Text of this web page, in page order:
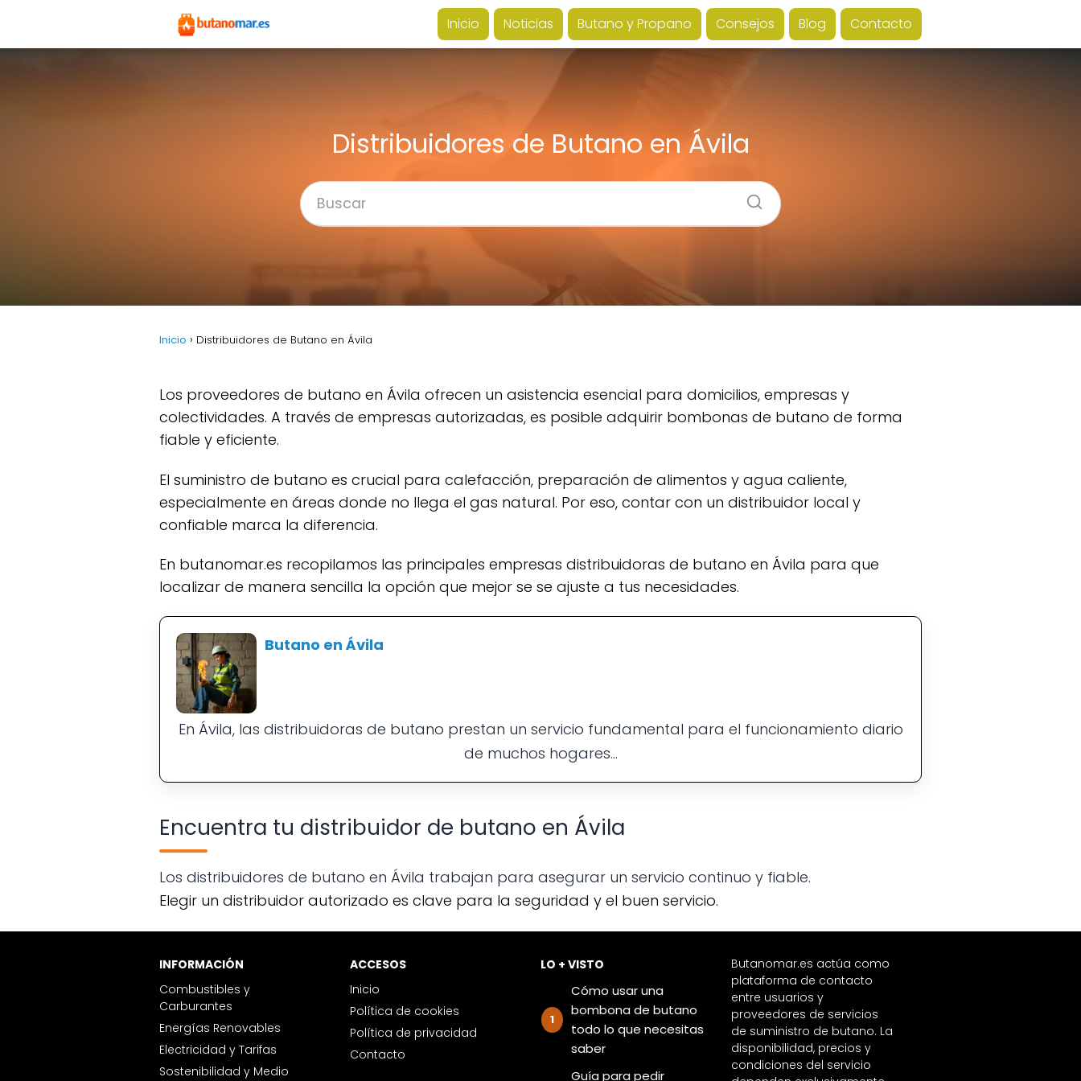
Inicio Noticias Butano y Propano Consejos Blog Contacto
Distribuidores de Butano en Ávila
Inicio Distribuidores de Butano en Ávila
Los proveedores de butano en Ávila ofrecen un asistencia esencial para domicilios, empresas y
colectividades. A través de empresas autorizadas, es posible adquirir bombonas de butano de forma
fiable y eficiente.
El suministro de butano es crucial para calefacción, preparación de alimentos y agua caliente,
especialmente en áreas donde no llega el gas natural. Por eso, contar con un distribuidor local y
confiable marca la diferencia.
En butanomar.es recopilamos las principales empresas distribuidoras de butano en Ávila para que
localizar de manera sencilla la opción que mejor se se ajuste a tus necesidades.
Butano en Ávila
En Ávila, las distribuidoras de butano prestan un servicio fundamental para el funcionamiento diario
de muchos hogares...
Encuentra tu distribuidor de butano en Ávila
Los distribuidores de butano en Ávila trabajan para asegurar un servicio continuo y fiable.
Elegir un distribuidor autorizado es clave para la seguridad y el buen servicio.
INFORMACIÓN
Combustibles y
Carburantes
Energías Renovables
Electricidad y Tarifas
Sostenibilidad y Medio
ACCESOS
Inicio
Política de cookies
Política de privacidad
Contacto
LO + VISTO
Cómo usar una
bombona de butano
todo lo que necesitas
saber
Guía para pedir
Butanomar.es actúa como
plataforma de contacto
entre usuarios y
proveedores de servicios
de suministro de butano. La
disponibilidad, precios y
condiciones del servicio